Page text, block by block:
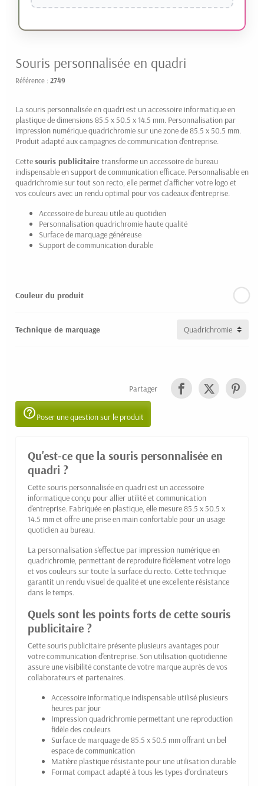
Souris personnalisée en quadri
Référence : 2749
La souris personnalisée en quadri est un accessoire informatique en
plastique de dimensions 85.5 x 50.5 x 14.5 mm. Personnalisation par
impression numérique quadrichromie sur une zone de 85.5 x 50.5 mm.
Produit adapté aux campagnes de communication d'entreprise.
Cettesouris publicitairetransforme un accessoire de bureau
indispensable en support de communication efficace. Personnalisable en
quadrichromie sur tout son recto, elle permet d'afficher votre logo et
vos couleurs avec un rendu optimal pour vos cadeaux d'entreprise.
Accessoire de bureau utile au quotidien
Personnalisation quadrichromie haute qualité
Surface de marquage généreuse
Support de communication durable
Couleur du produit
Technique de marquage
Partager
help_outlinePoser une question sur le produit
Qu'est-ce que la souris personnalisée en
quadri ?
Cette souris personnalisée en quadri est un accessoire
informatique conçu pour allier utilité et communication
d'entreprise. Fabriquée en plastique, elle mesure 85.5 x 50.5 x
14.5 mm et offre une prise en main confortable pour un usage
quotidien au bureau.
La personnalisation s'effectue par impression numérique en
quadrichromie, permettant de reproduire fidèlement votre logo
et vos couleurs sur toute la surface du recto. Cette technique
garantit un rendu visuel de qualité et une excellente résistance
dans le temps.
Quels sont les points forts de cette souris
publicitaire ?
Cette souris publicitaire présente plusieurs avantages pour
votre communication d'entreprise. Son utilisation quotidienne
assure une visibilité constante de votre marque auprès de vos
collaborateurs et partenaires.
Accessoire informatique indispensable utilisé plusieurs
heures par jour
Impression quadrichromie permettant une reproduction
fidèle des couleurs
Surface de marquage de 85.5 x 50.5 mm offrant un bel
espace de communication
Matière plastique résistante pour une utilisation durable
Format compact adapté à tous les types d'ordinateurs